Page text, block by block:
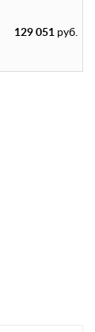
129 051 руб.